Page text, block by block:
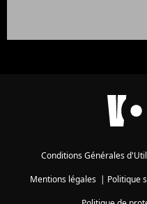
Conditions Générales
Mentions légales| Politique